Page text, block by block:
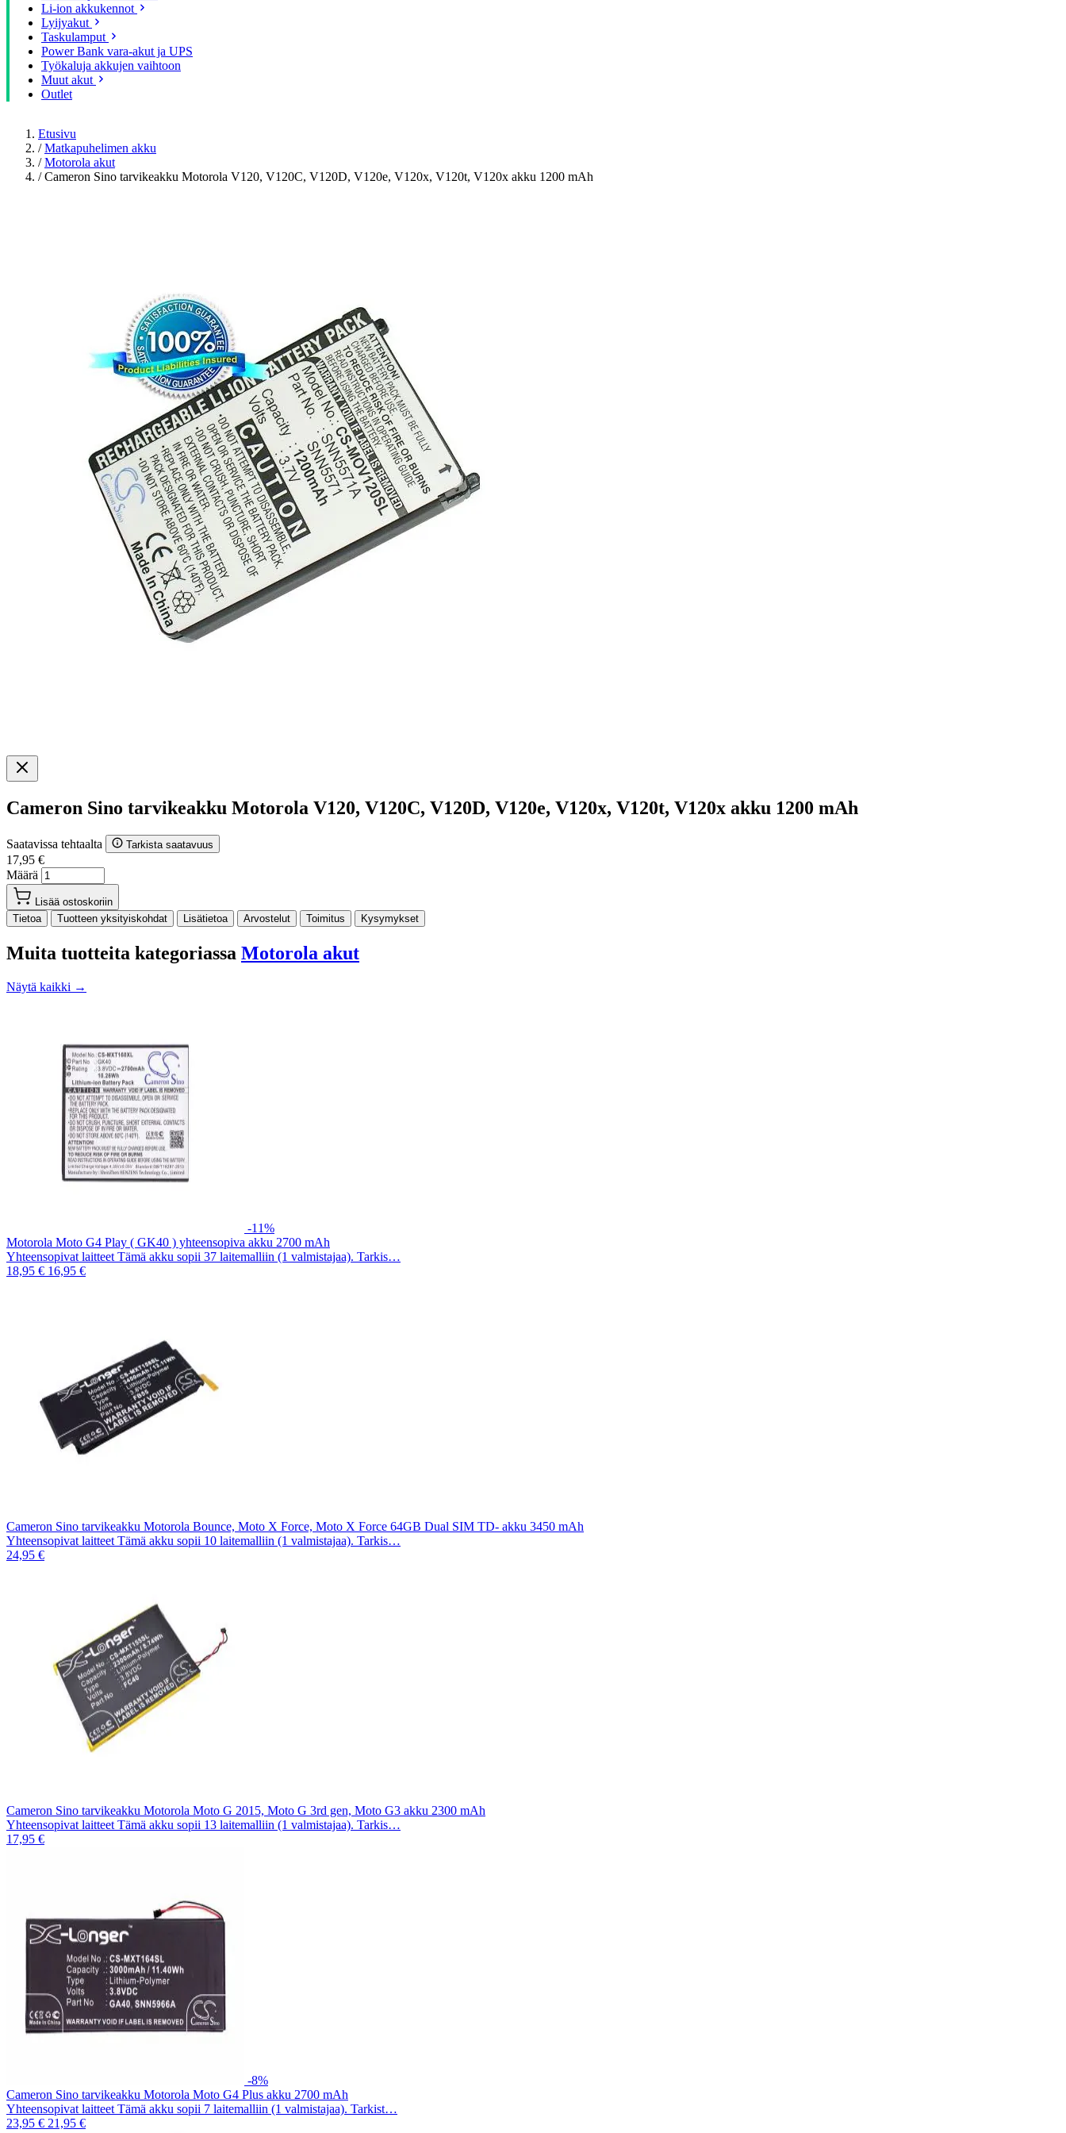
Li-ion akkukennot
Lyijyakut
Taskulamput
Power Bank vara-akut ja UPS
Työkaluja akkujen vaihtoon
Muut akut
Outlet
Etusivu
/ Matkapuhelimen akku
/ Motorola akut
/ Cameron Sino tarvikeakku Motorola V120, V120C, V120D, V120e, V120x, V120t, V120x akku 1200 mAh
Cameron Sino tarvikeakku Motorola V120, V120C, V120D, V120e, V120x, V120t, V120x akku 1200 mAh
Saatavissa tehtaalta Tarkista saatavuus
17,95 €
Määrä
Lisää ostoskoriin
Tietoa
Tuotteen yksityiskohdat Lisätietoa Arvostelut Toimitus Kysymykset
Muita tuotteita kategoriassa Motorola akut
Näytä kaikki →
-11%
Motorola Moto G4 Play ( GK40 ) yhteensopiva akku 2700 mAh
Yhteensopivat laitteet Tämä akku sopii 37 laitemalliin (1 valmistajaa). Tarkis…
18,95 € 16,95 €
Cameron Sino tarvikeakku Motorola Bounce, Moto X Force, Moto X Force 64GB Dual SIM TD- akku 3450 mAh
Yhteensopivat laitteet Tämä akku sopii 10 laitemalliin (1 valmistajaa). Tarkis…
24,95 €
Cameron Sino tarvikeakku Motorola Moto G 2015, Moto G 3rd gen, Moto G3 akku 2300 mAh
Yhteensopivat laitteet Tämä akku sopii 13 laitemalliin (1 valmistajaa). Tarkis…
17,95 €
-8%
Cameron Sino tarvikeakku Motorola Moto G4 Plus akku 2700 mAh
Yhteensopivat laitteet Tämä akku sopii 7 laitemalliin (1 valmistajaa). Tarkist…
23,95 € 21,95 €